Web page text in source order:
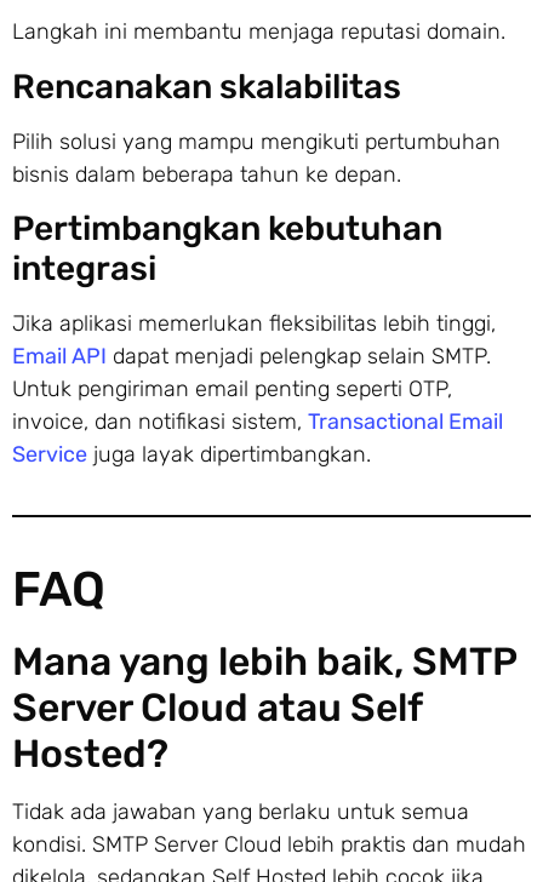
Langkah ini membantu menjaga reputasi domain.
Rencanakan skalabilitas
Pilih solusi yang mampu mengikuti pertumbuhan
bisnis dalam beberapa tahun ke depan.
Pertimbangkan kebutuhan
integrasi
Jika aplikasi memerlukan fleksibilitas lebih tinggi,
Email API dapat menjadi pelengkap selain SMTP.
Untuk pengiriman email penting seperti OTP,
invoice, dan notifikasi sistem, Transactional Email
Service juga layak dipertimbangkan.
FAQ
Mana yang lebih baik, SMTP
Server Cloud atau Self
Hosted?
Tidak ada jawaban yang berlaku untuk semua
kondisi. SMTP Server Cloud lebih praktis dan mudah